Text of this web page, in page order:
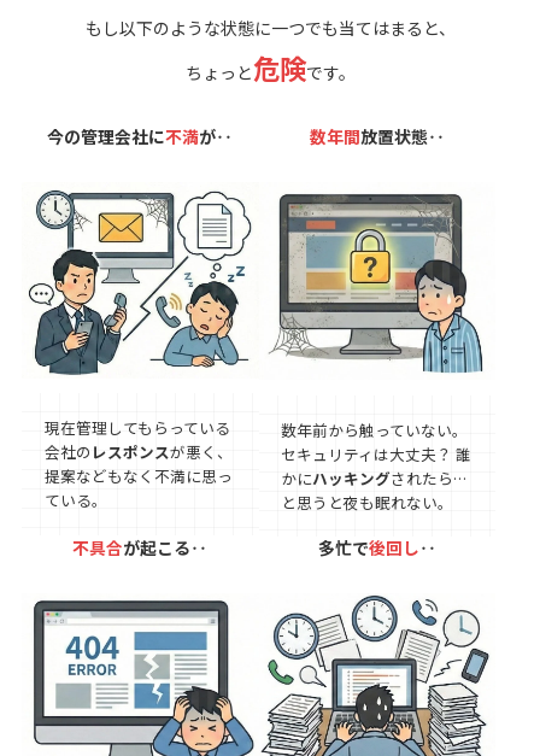
もし以下のような状態に一つでも当てはまると、
ちょっと危険です。
今の管理会社に不満が‥
現在管理してもらっている
会社の レスポンスが悪く、
提案などもなく不満に思っ
ている。
数年間放置状態‥
数年前から触っていない。
セキュリティは大丈夫？ 誰
かにハッキングされたら…
と思うと夜も眠れない。
不具合が起こる‥ 多忙で後回し‥